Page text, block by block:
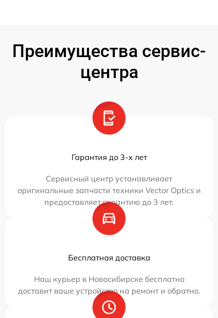
Преимущества сервис-
центра
Гарантия до 3-х лет
Сервисный центр устанавливает
оригинальные запчасти техники Vector Optics и
предоставляет гарантию до 3 лет.
Бесплатная доставка
Наш курьер в Новосибирске бесплатно
доставит ваше устройство на ремонт и обратно.